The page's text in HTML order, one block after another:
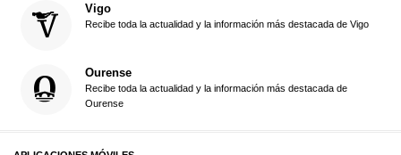
Vigo
Recibe toda la actualidad y la información más destacada de Vigo
Ourense
Recibe toda la actualidad y la información más destacada de
Ourense